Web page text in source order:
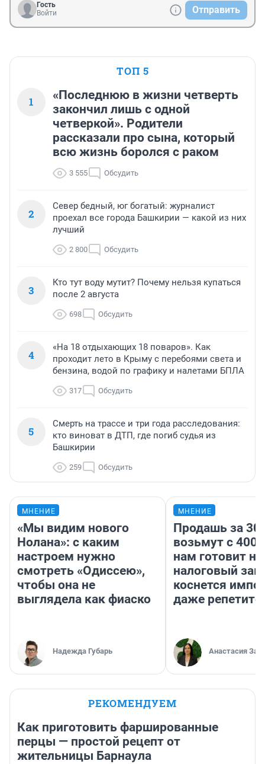
Гость
Войти
Отправить
ТОП 5
1
«Последнюю в жизни четверть
закончил лишь с одной
четверкой». Родители
рассказали про сына, который
всю жизнь боролся с раком
3 555 Обсудить
2
Север бедный, юг богатый: журналист
проехал все города Башкирии — какой из них
лучший
2 800 Обсудить
3
Кто тут воду мутит? Почему нельзя купаться
после 2 августа
698 Обсудить
4
«На 18 отдыхающих 18 поваров». Как
проходит лето в Крыму с перебоями света и
бензина, водой по графику и налетами БПЛА
317 Обсудить
5
Смерть на трассе и три года расследования:
кто виноват в ДТП, где погиб судья из
Башкирии
259 Обсудить
МНЕНИЕ
«Мы видим нового
Нолана»: с каким
настроем нужно
смотреть «Одиссею»,
чтобы она не
выглядела как фиаско
Надежда Губарь
МНЕНИЕ
Продашь за
возьмут с
нам готовит
налоговый
коснется
даже
Анастасия
РЕКОМЕНДУЕМ
Как приготовить фаршированные
перцы — простой рецепт от
жительницы Барнаула